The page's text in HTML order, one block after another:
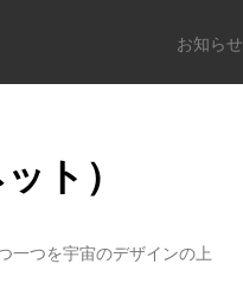
お知らせ
ト）
一つを宇宙のデザインの上